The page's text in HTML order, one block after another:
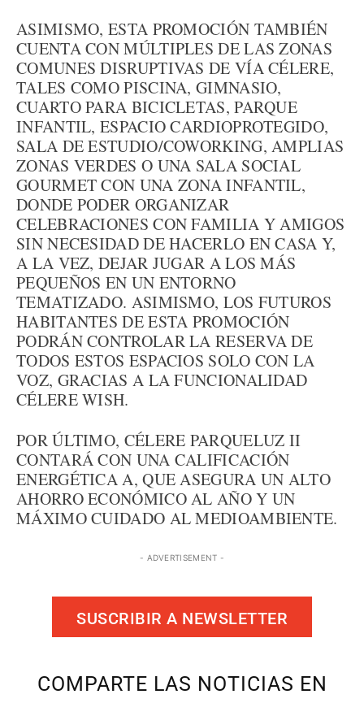
ASIMISMO, ESTA PROMOCIÓN TAMBIÉN
CUENTA CON MÚLTIPLES DE LAS ZONAS
COMUNES DISRUPTIVAS DE VÍA CÉLERE,
TALES COMO PISCINA, GIMNASIO,
CUARTO PARA BICICLETAS, PARQUE
INFANTIL, ESPACIO CARDIOPROTEGIDO,
SALA DE ESTUDIO/COWORKING, AMPLIAS
ZONAS VERDES O UNA SALA SOCIAL
GOURMET CON UNA ZONA INFANTIL,
DONDE PODER ORGANIZAR
CELEBRACIONES CON FAMILIA Y AMIGOS
SIN NECESIDAD DE HACERLO EN CASA Y,
A LA VEZ, DEJAR JUGAR A LOS MÁS
PEQUEÑOS EN UN ENTORNO
TEMATIZADO. ASIMISMO, LOS FUTUROS
HABITANTES DE ESTA PROMOCIÓN
PODRÁN CONTROLAR LA RESERVA DE
TODOS ESTOS ESPACIOS SOLO CON LA
VOZ, GRACIAS A LA FUNCIONALIDAD
CÉLERE WISH.
POR ÚLTIMO, CÉLERE PARQUELUZ II
CONTARÁ CON UNA CALIFICACIÓN
ENERGÉTICA A, QUE ASEGURA UN ALTO
AHORRO ECONÓMICO AL AÑO Y UN
MÁXIMO CUIDADO AL MEDIOAMBIENTE.
- ADVERTISEMENT -
SUSCRIBIR A NEWSLETTER
COMPARTE LAS NOTICIAS EN